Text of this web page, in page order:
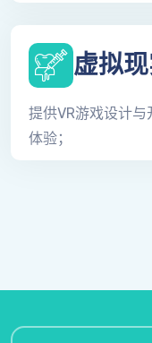
虚拟
提供VR游戏设计
体验；